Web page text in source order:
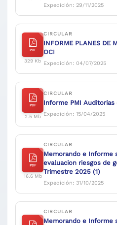
Expedición: 29/11/2025
PDF
329 Kb
CIRCULAR
INFORME PLANES DE
OCI
Expedición: 04/07/2025
PDF
2.5 Mb
CIRCULAR
Informe PMI
Expedición: 15/04/2025
PDF
16.6 Mb
CIRCULAR
Memorando e Informe
evaluacion riesgos de
Trimestre 2025 (1)
Expedición: 31/10/2025
CIRCULAR
Memorando e Informe